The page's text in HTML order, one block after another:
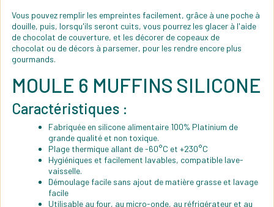
Vous pouvez remplir les empreintes facilement, grâce à une poche à
douille, puis, lorsqu'ils seront cuits, vous pourrez les glacer à l'aide
de chocolat de couverture, et les décorer de copeaux de
chocolat ou de décors à parsemer, pour les rendre encore plus
gourmands.
MOULE 6 MUFFINS SILICONE
Caractéristiques :
Fabriquée en silicone alimentaire 100% Platinium de
grande qualité et non toxique.
Plage thermique allant de -60°C et +230°C
Hygiéniques et facilement lavables, compatible lave-
vaisselle.
Démoulage facile sans ajout de matière grasse et lavage
facile
Utilisable au four, au micro-onde, au réfrigérateur et au